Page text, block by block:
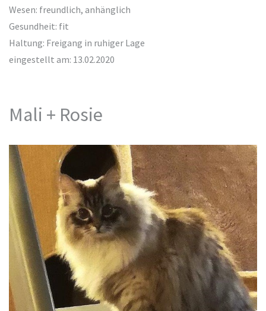
Wesen: freundlich, anhänglich
Gesundheit: fit
Haltung: Freigang in ruhiger Lage
eingestellt am: 13.02.2020
Mali + Rosie